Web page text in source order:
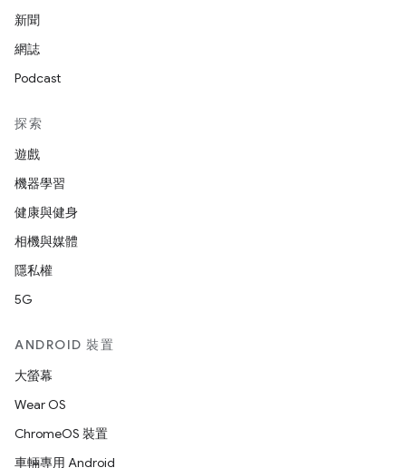
新聞
網誌
Podcast
探索
遊戲
機器學習
健康與健身
相機與媒體
隱私權
5G
ANDROID 裝置
大螢幕
Wear OS
ChromeOS 裝置
車輛專用 Android